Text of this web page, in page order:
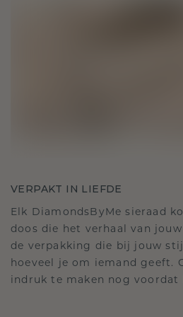
VERPAKT IN LIEFDE
Elk DiamondsByMe sieraad
doos die het verhaal van
de verpakking die bij jouw
hoeveel je om iemand geeft.
indruk te maken nog